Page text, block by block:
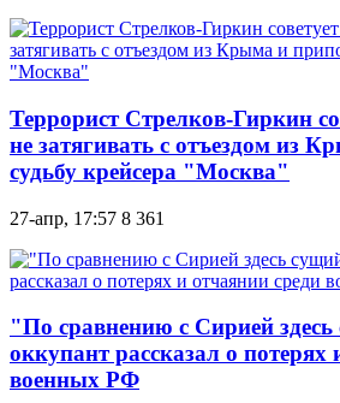
Террорист Стрелков-Гиркин
не затягивать с отъездом из
судьбу крейсера "Москва"
27-апр, 17:57 8 361
"По сравнению с Сирией
оккупант рассказал о потерях
военных РФ